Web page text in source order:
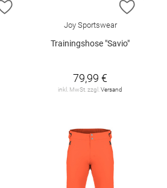
ZUR WUNSCHLISTE HINZUFÜGEN
ZUR
Joy Sportswear
Trainingshose "Savio"
79,99 €
inkl. MwSt. zzgl.Versand